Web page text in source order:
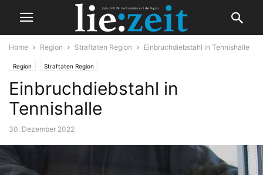
Home Region Straftaten Region Einbruchdiebstahl in Tennishalle
Region Straftaten Region
Einbruchdiebstahl in
Tennishalle
30. Dezember 2022